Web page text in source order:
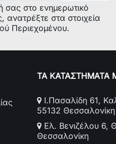
στο ενημερωτικό
ανατρέξτε στα στοιχεία
Περιεχομένου.
ΤΑ ΚΑΤΑΣΤΗΜΑΤΑ
Ι.Πασαλίδη 61,
55132 Θεσσαλονίκη
Ελ. Βενιζέλου 6,
Θεσσαλονίκη